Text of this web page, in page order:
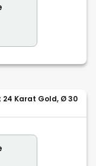
Karat Gold, Ø 30